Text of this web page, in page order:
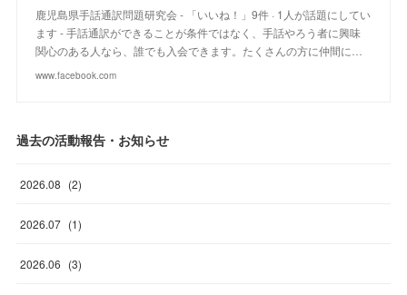
鹿児島県手話通訳問題研究会 - 「いいね！」9件 · 1人が話題にしてい
ます - 手話通訳ができることが条件ではなく、手話やろう者に興味
関心のある人なら、誰でも入会できます。たくさんの方に仲間に…
www.facebook.com
過去の活動報告・お知らせ
2026.08 (2)
2026.07 (1)
2026.06 (3)